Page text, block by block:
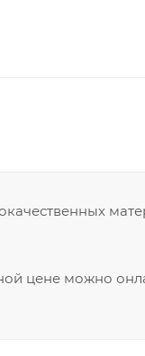
цене можно